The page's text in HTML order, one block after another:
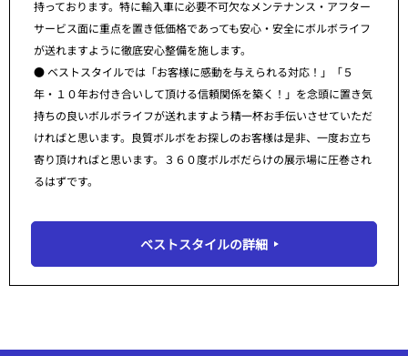
持っております。特に輸入車に必要不可欠なメンテナンス・アフター
サービス面に重点を置き低価格であっても安心・安全にボルボライフ
が送れますように徹底安心整備を施します。
● ベストスタイルでは「お客様に感動を与えられる対応！」「５
年・１０年お付き合いして頂ける信頼関係を築く！」を念頭に置き気
持ちの良いボルボライフが送れますよう精一杯お手伝いさせていただ
ければと思います。良質ボルボをお探しのお客様は是非、一度お立ち
寄り頂ければと思います。３６０度ボルボだらけの展示場に圧巻され
るはずです。
ベストスタイルの詳細